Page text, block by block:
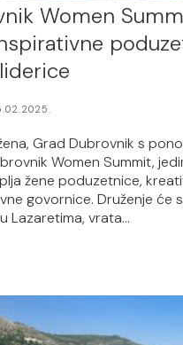
Women
Grad Dubrovnik s
Women Summit,
žene poduzetnice,
govornice. Druženje će
Lazaretima, vrata...